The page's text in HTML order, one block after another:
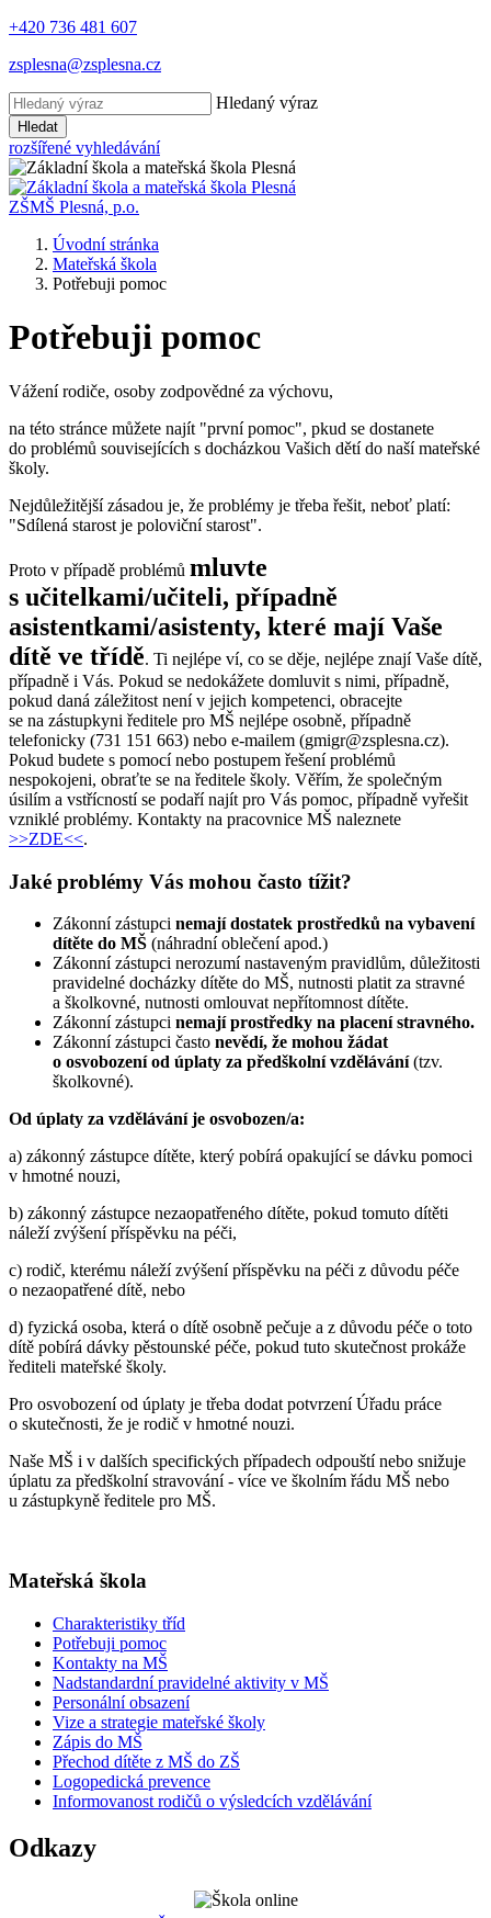
+420 736 481 607
zsplesna@zsplesna.cz
Hledaný výraz
Hledat
rozšířené vyhledávání
ZŠMŠ Plesná, p.o.
Úvodní stránka
Mateřská škola
Potřebuji pomoc
Potřebuji pomoc
Vážení rodiče, osoby zodpovědné za výchovu,
na této stránce můžete najít "první pomoc", pkud se dostanete
do problémů souvisejících s docházkou Vašich dětí do naší mateřské
školy.
Nejdůležitější zásadou je, že problémy je třeba řešit, neboť platí:
"Sdílená starost je poloviční starost".
Proto v případě problémů mluvte
s učitelkami/učiteli, případně
asistentkami/asistenty, které mají Vaše
dítě ve třídě. Ti nejlépe ví, co se děje, nejlépe znají Vaše dítě,
případně i Vás. Pokud se nedokážete domluvit s nimi, případně,
pokud daná záležitost není v jejich kompetenci, obracejte
se na zástupkyni ředitele pro MŠ nejlépe osobně, případně
telefonicky (731 151 663) nebo e-mailem (gmigr@zsplesna.cz).
Pokud budete s pomocí nebo postupem řešení problémů
nespokojeni, obraťte se na ředitele školy. Věřím, že společným
úsilím a vstřícností se podaří najít pro Vás pomoc, případně vyřešit
vzniklé problémy. Kontakty na pracovnice MŠ naleznete
>>ZDE<<.
Jaké problémy Vás mohou často tížit?
Zákonní zástupci nemají dostatek prostředků na vybavení
dítěte do MŠ (náhradní oblečení apod.)
Zákonní zástupci nerozumí nastaveným pravidlům, důležitosti
pravidelné docházky dítěte do MŠ, nutnosti platit za stravné
a školkovné, nutnosti omlouvat nepřítomnost dítěte.
Zákonní zástupci nemají prostředky na placení stravného.
Zákonní zástupci často nevědí, že mohou žádat
o osvobození od úplaty za předškolní vzdělávání(tzv.
školkovné).
Od úplaty za vzdělávání je osvobozen/a:
a) zákonný zástupce dítěte, který pobírá opakující se dávku pomoci
v hmotné nouzi,
b) zákonný zástupce nezaopatřeného dítěte, pokud tomuto dítěti
náleží zvýšení příspěvku na péči,
c) rodič, kterému náleží zvýšení příspěvku na péči z důvodu péče
o nezaopatřené dítě, nebo
d) fyzická osoba, která o dítě osobně pečuje a z důvodu péče o toto
dítě pobírá dávky pěstounské péče, pokud tuto skutečnost prokáže
řediteli mateřské školy.
Pro osvobození od úplaty je třeba dodat potvrzení Úřadu práce
o skutečnosti, že je rodič v hmotné nouzi.
Naše MŠ i v dalších specifických případech odpouští nebo snižuje
úplatu za předškolní stravování - více ve školním řádu MŠ nebo
u zástupkyně ředitele pro MŠ.
Mateřská škola
Charakteristiky tříd
Potřebuji pomoc
Kontakty na MŠ
Nadstandardní pravidelné aktivity v MŠ
Personální obsazení
Vize a strategie mateřské školy
Zápis do MŠ
Přechod dítěte z MŠ do ZŠ
Logopedická prevence
Informovanost rodičů o výsledcích vzdělávání
Odkazy